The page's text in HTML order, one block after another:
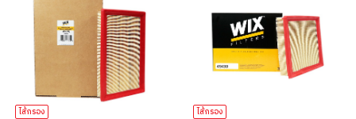
ไส้กรอง ไส้กรอง